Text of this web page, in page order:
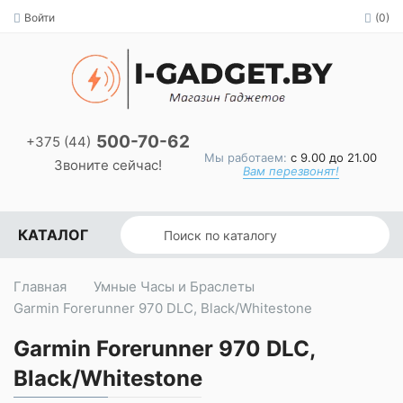
Войти (0)
+375 (44) 500-70-62
Звоните сейчас! Мы работаем: с 9.00 до 21.00
Вам перезвонят!
КАТАЛОГ
Главная
Умные Часы и Браслеты
Garmin Forerunner 970 DLC, Black/Whitestone
Garmin Forerunner 970 DLC,
Black/Whitestone